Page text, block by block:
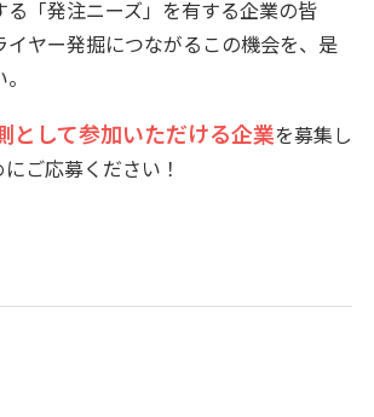
る「発注ニーズ」を有する企業の皆
イヤー発掘につながるこの機会を、是
として参加いただける企業を募集し
ご応募ください！